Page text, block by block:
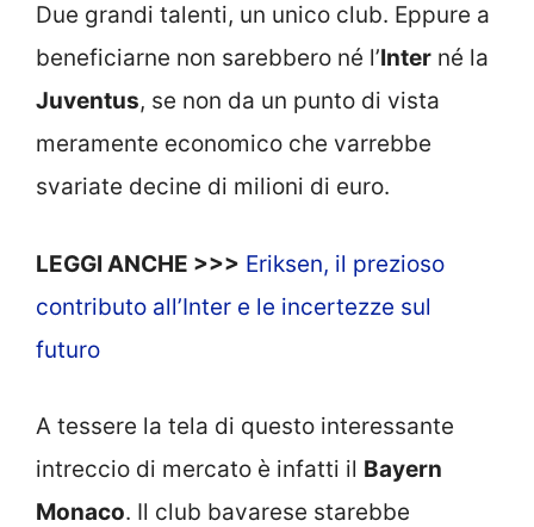
Due grandi talenti, un unico club. Eppure a
beneficiarne non sarebbero né l’Inter né la
Juventus, se non da un punto di vista
meramente economico che varrebbe
svariate decine di milioni di euro.
LEGGI ANCHE >>> Eriksen, il prezioso
contributo all’Inter e le incertezze sul
futuro
A tessere la tela di questo interessante
intreccio di mercato è infatti il Bayern
Monaco. Il club bavarese starebbe